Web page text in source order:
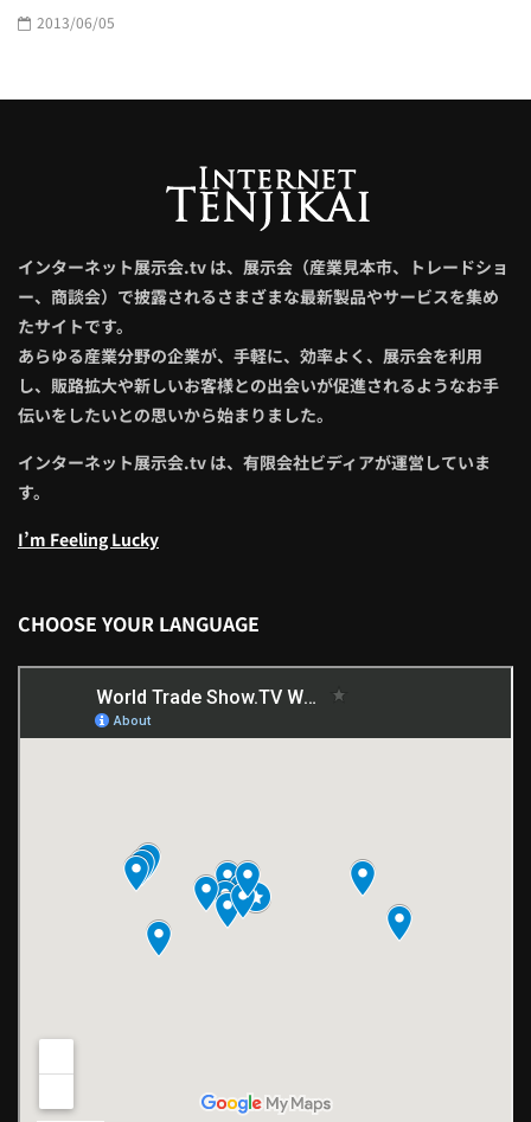
2013/06/05
インターネット展示会.tv は、展示会（産業見本市、トレードショ
ー、商談会）で披露されるさまざまな最新製品やサービスを集め
たサイトです。
あらゆる産業分野の企業が、手軽に、効率よく、展示会を利用
し、販路拡大や新しいお客様との出会いが促進されるようなお手
伝いをしたいとの思いから始まりました。
インターネット展示会.tv は、有限会社ビディアが運営していま
す。
I’m Feeling Lucky
CHOOSE YOUR LANGUAGE